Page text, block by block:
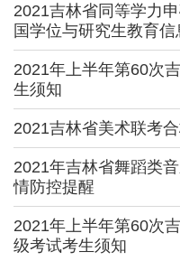
2021吉林省同等学力
国学位与研究生教育信
2021年上半年第60次
生须知
2021吉林省美术联考
2021年吉林省舞蹈类
情防控提醒
2021年上半年第60次
级考试考生须知